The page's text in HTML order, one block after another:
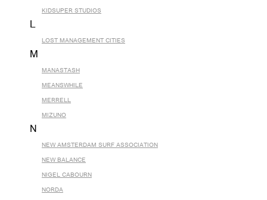
KIDSUPER STUDIOS
L
LOST MANAGEMENT CITIES
M
MANASTASH
MEANSWHILE
MERRELL
MIZUNO
N
NEW AMSTERDAM SURF ASSOCIATION
NEW BALANCE
NIGEL CABOURN
NORDA